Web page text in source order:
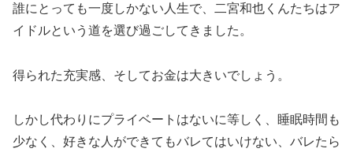
誰にとっても一度しかない人生で、二宮和也くんたちはア
イドルという道を選び過ごしてきました。
得られた充実感、そしてお金は大きいでしょう。
しかし代わりにプライベートはないに等しく、睡眠時間も
少なく、好きな人ができてもバレてはいけない、バレたら